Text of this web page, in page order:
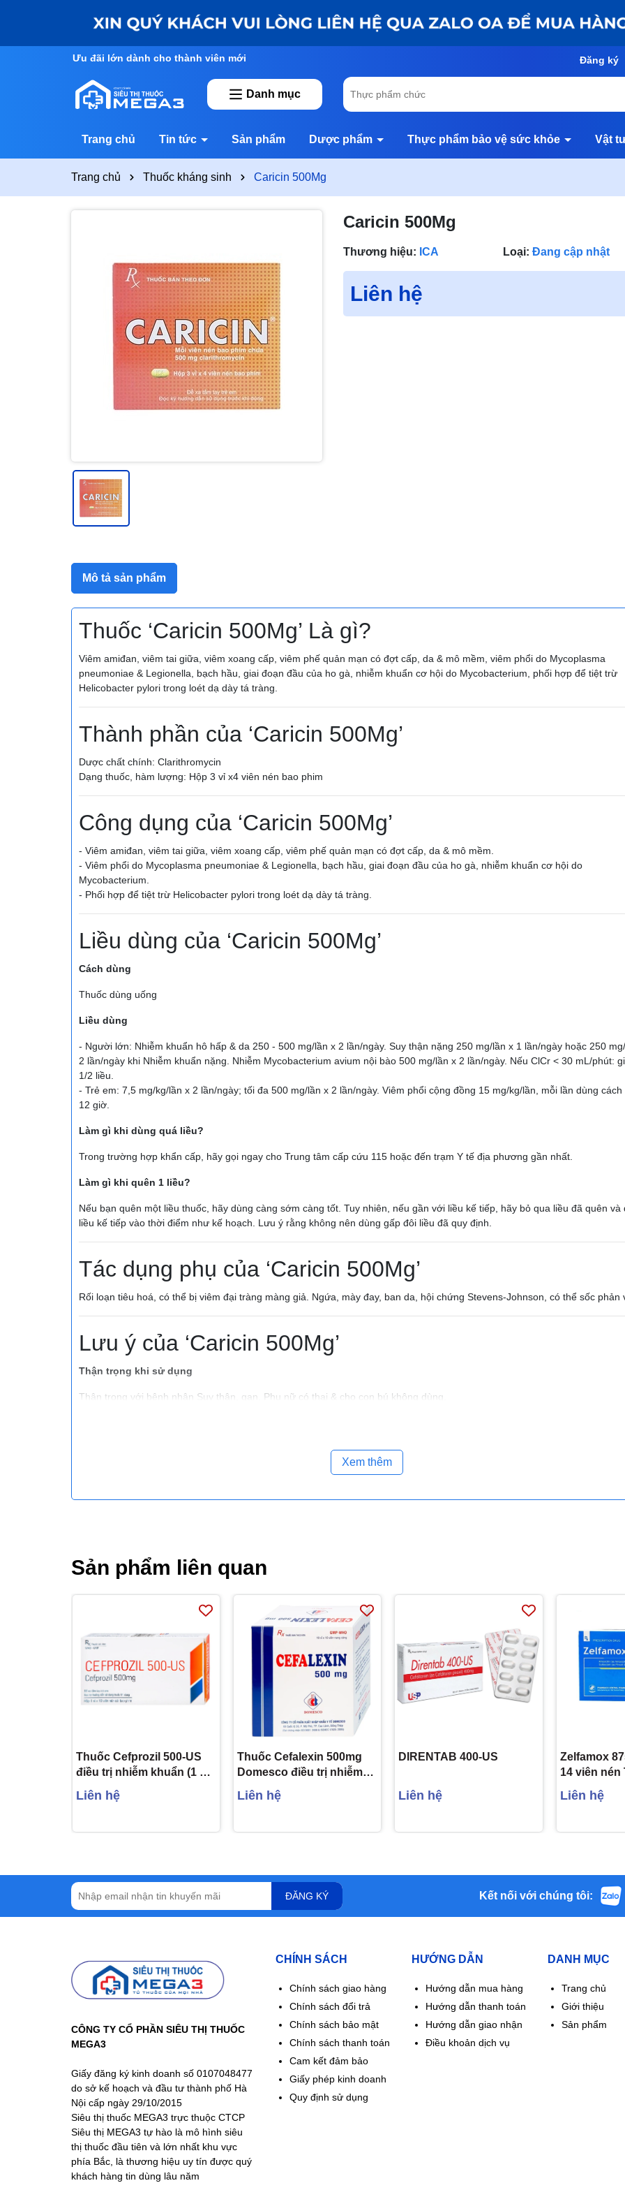
Ưu đãi lớn dành cho thành viên mới Đăng ký
Danh mục
Trang chủ Tin tức Sản phẩm Dược phẩm Thực phẩm bảo vệ sức khỏe Vật
Trang chủ Thuốc kháng sinh Caricin 500Mg
Caricin 500Mg
Thương hiệu: ICA Loại: Đang cập nhật
Liên hệ
Mô tả sản phẩm
Thuốc ‘Caricin 500Mg’ Là gì?
Viêm amiđan, viêm tai giữa, viêm xoang cấp, viêm phế quản mạn có đợt cấp, da & mô mềm, viêm phổi do Mycoplasma
pneumoniae & Legionella, bạch hầu, giai đoạn đầu của ho gà, nhiễm khuẩn cơ hội do Mycobacterium, phối hợp để tiệt trừ
Helicobacter pylori trong loét dạ dày tá tràng.
Thành phần của ‘Caricin 500Mg’
Dược chất chính: Clarithromycin
Dạng thuốc, hàm lượng: Hộp 3 vỉ x4 viên nén bao phim
Công dụng của ‘Caricin 500Mg’
- Viêm amiđan, viêm tai giữa, viêm xoang cấp, viêm phế quản mạn có đợt cấp, da & mô mềm.
- Viêm phổi do Mycoplasma pneumoniae & Legionella, bạch hầu, giai đoạn đầu của ho gà, nhiễm khuẩn cơ hội do
Mycobacterium.
- Phối hợp để tiệt trừ Helicobacter pylori trong loét dạ dày tá tràng.
Liều dùng của ‘Caricin 500Mg’
Cách dùng
Thuốc dùng uống
Liều dùng
- Người lớn: Nhiễm khuẩn hô hấp & da 250 - 500 mg/lần x 2 lần/ngày. Suy thận nặng 250 mg/lần x 1 lần/ngày hoặc 250
2 lần/ngày khi Nhiễm khuẩn nặng. Nhiễm Mycobacterium avium nội bào 500 mg/lần x 2 lần/ngày. Nếu ClCr < 30 mL/phút:
1/2 liều.
- Trẻ em: 7,5 mg/kg/lần x 2 lần/ngày; tối đa 500 mg/lần x 2 lần/ngày. Viêm phổi cộng đồng 15 mg/kg/lần, mỗi lần dùng cách
12 giờ.
Làm gì khi dùng quá liều?
Trong trường hợp khẩn cấp, hãy gọi ngay cho Trung tâm cấp cứu 115 hoặc đến trạm Y tế địa phương gần nhất.
Làm gì khi quên 1 liều?
Nếu bạn quên một liều thuốc, hãy dùng càng sớm càng tốt. Tuy nhiên, nếu gần với liều kế tiếp, hãy bỏ qua liều đã quên và
liều kế tiếp vào thời điểm như kế hoạch. Lưu ý rằng không nên dùng gấp đôi liều đã quy định.
Tác dụng phụ của ‘Caricin 500Mg’
Rối loạn tiêu hoá, có thể bị viêm đại tràng màng giả. Ngứa, mày đay, ban da, hội chứng Stevens-Johnson, có thể sốc phản
Lưu ý của ‘Caricin 500Mg’
Thận trọng khi sử dụng
Thận trọng với bệnh nhân Suy thận, gan. Phụ nữ có thai & cho con bú không dùng.
Không dùng với carbamazepin, phenytoin, theophylin, terfenadin
Quy cách
Xem thêm
Sản phẩm liên quan
Thuốc Cefprozil 500-US
điều trị nhiễm khuẩn (1 vỉ
x 10 viên)
Liên hệ
Thuốc Cefalexin 500mg
Domesco điều trị nhiễm
khuẩn (10 vỉ x 10 viên)
Liên hệ
DIRENTAB 400-US
Liên hệ
Zelfamox
14 viên nén
Pharbaco
Liên hệ
ĐĂNG KÝ Kết nối với chúng tôi:
CÔNG TY CỔ PHẦN SIÊU THỊ THUỐC
MEGA3
Giấy đăng ký kinh doanh số 0107048477
do sở kế hoạch và đầu tư thành phố Hà
Nội cấp ngày 29/10/2015
Siêu thị thuốc MEGA3 trực thuộc CTCP
Siêu thị MEGA3 tự hào là mô hình siêu
thị thuốc đầu tiên và lớn nhất khu vực
phía Bắc, là thương hiệu uy tín được quý
khách hàng tin dùng lâu năm
CHÍNH SÁCH
Chính sách giao hàng
Chính sách đổi trả
Chính sách bảo mật
Chính sách thanh toán
Cam kết đảm bảo
Giấy phép kinh doanh
Quy định sử dụng
HƯỚNG DẪN
Hướng dẫn mua hàng
Hướng dẫn thanh toán
Hướng dẫn giao nhận
Điều khoản dịch vụ
DANH MỤC
Trang chủ
Giới thiệu
Sản phẩm